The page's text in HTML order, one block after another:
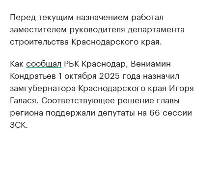
Перед текущим назначением работал
заместителем руководителя департамента
строительства Краснодарского края.
Как сообщал РБК Краснодар, Вениамин
Кондратьев 1 октября 2025 года назначил
замгубернатора Краснодарского края Игоря
Галася. Соответствующее решение главы
региона поддержали депутаты на 66 сессии
ЗСК.